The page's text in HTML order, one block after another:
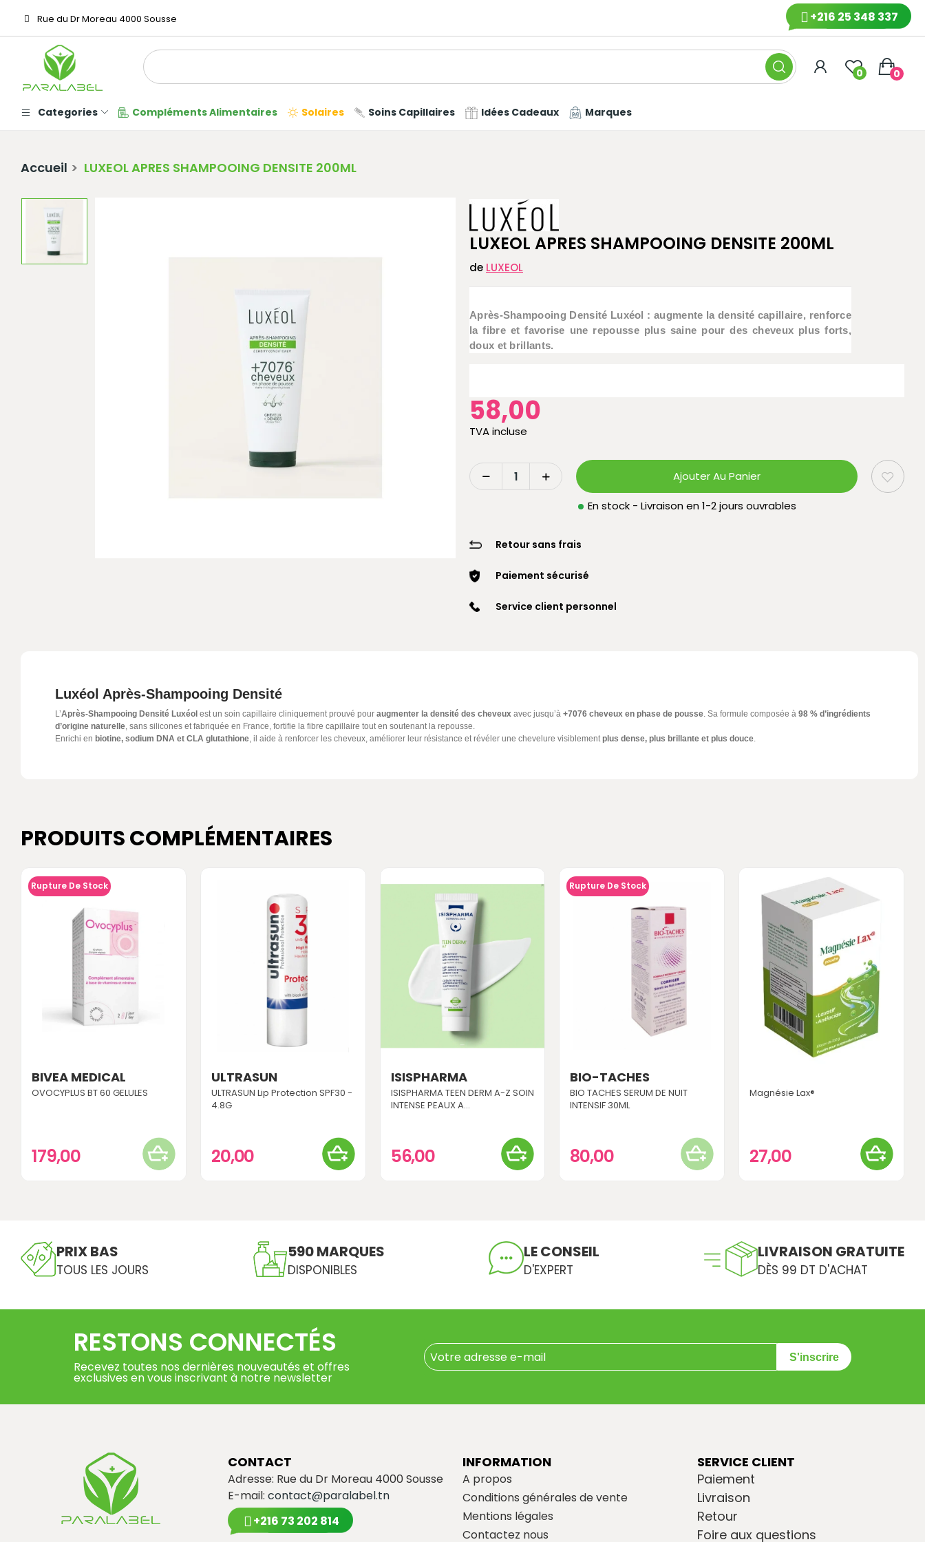
Rue du Dr Moreau 4000 Sousse +216 25 348 337
0 0
Categories Compléments Alimentaires Solaires Soins Capillaires Idées Cadeaux Marques
Accueil LUXEOL APRES SHAMPOOING DENSITE 200ML
LUXEOL APRES SHAMPOOING DENSITE 200ML
de LUXEOL
Après-Shampooing Densité Luxéol : augmente la densité capillaire, renforce
la fibre et favorise une repousse plus saine pour des cheveux plus forts,
doux et brillants.
58,00
TVA incluse
Ajouter Au Panier
En stock - Livraison en 1-2 jours ouvrables
Retour sans frais
Paiement sécurisé
Service client personnel
Luxéol Après-Shampooing Densité
L’Après-Shampooing Densité Luxéol est un soin capillaire cliniquement prouvé pour augmenter la densité des cheveux avec jusqu’à +7076 cheveux en phase de pousse. Sa formule composée à 98 % d’ingrédients
d’origine naturelle, sans silicones et fabriquée en France, fortifie la fibre capillaire tout en soutenant la repousse.
Enrichi en biotine, sodium DNA et CLA glutathione, il aide à renforcer les cheveux, améliorer leur résistance et révéler une chevelure visiblementplus dense, plus brillante et plus douce.
PRODUITS COMPLÉMENTAIRES
Rupture De Stock
BIVEA MEDICAL
OVOCYPLUS BT 60 GELULES
179,00
ULTRASUN
ULTRASUN Lip Protection SPF30 -
4.8G
20,00
ISISPHARMA
ISISPHARMA TEEN DERM A-Z SOIN
INTENSE PEAUX A...
56,00
Rupture De Stock
BIO-TACHES
BIO TACHES SERUM DE NUIT
INTENSIF 30ML
80,00
Magnésie Lax®
27,00
PRIX BAS
TOUS LES JOURS
590 MARQUES
DISPONIBLES
LE CONSEIL
D'EXPERT
LIVRAISON GRATUITE
DÈS 99 DT D'ACHAT
RESTONS CONNECTÉS
Recevez toutes nos dernières nouveautés et offres
exclusives en vous inscrivant à notre newsletter
S'inscrire
CONTACT
Adresse: Rue du Dr Moreau 4000 Sousse
E-mail: contact@paralabel.tn
+216 73 202 814
INFORMATION
A propos
Conditions générales de vente
Mentions légales
Contactez nous
SERVICE CLIENT
Paiement
Livraison
Retour
Foire aux questions